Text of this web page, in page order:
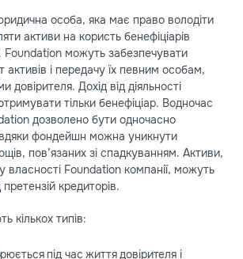
особа, яка має право володіти
активи на користь бенефіціарів
Foundation можуть забезпечувати
активів і передачу їх певним особам,
довірителя. Дохід від діяльності
тільки бенефіціар. Водночас
дозволено бути одночасно
фондейшн можна уникнути
пов’язаних зі спадкуванням. Активи,
Foundation компанії, можуть
кредиторів.
кількох типів:
під час життя довірителя і